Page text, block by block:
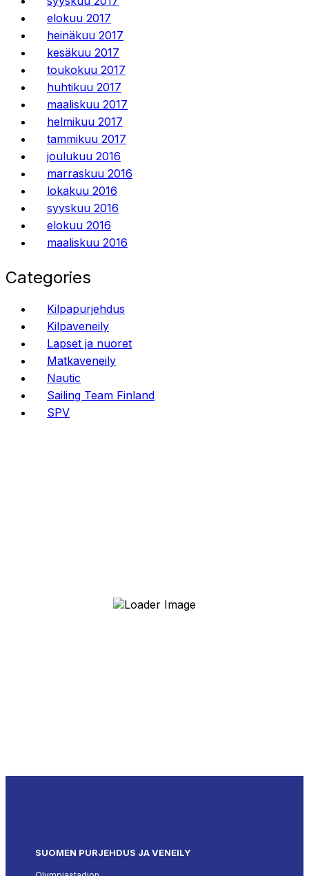
elokuu 2017
heinäkuu 2017
kesäkuu 2017
toukokuu 2017
huhtikuu 2017
maaliskuu 2017
helmikuu 2017
tammikuu 2017
joulukuu 2016
marraskuu 2016
lokakuu 2016
syyskuu 2016
elokuu 2016
maaliskuu 2016
Categories
Kilpapurjehdus
Kilpaveneily
Lapset ja nuoret
Matkaveneily
Nautic
Sailing Team Finland
SPV
SUOMEN PURJEHDUS JA VENEILY